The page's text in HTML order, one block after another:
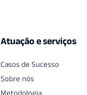
Atuação e serviços
Casos de Sucesso
Sobre nós
Metodologia